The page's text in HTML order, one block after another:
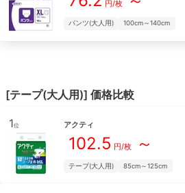
円/枚
パンツ(大人用) 100cm～140cm
[テープ(大人用)] 価格比較
1位 アクティ
102.5 円/枚～
テープ(大人用) 85cm～125cm